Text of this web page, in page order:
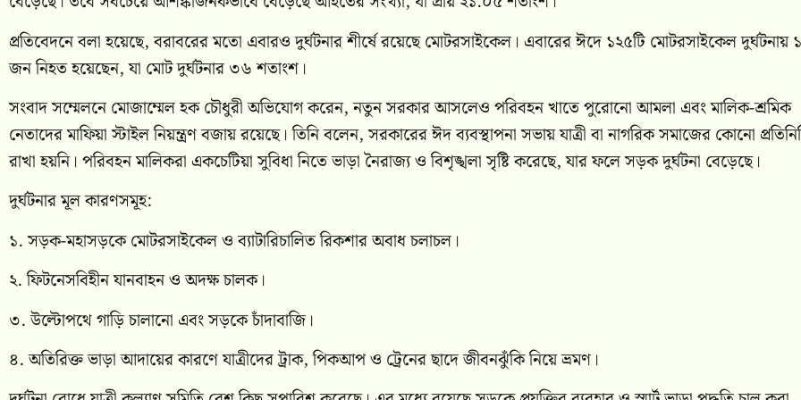
প্রতিবেদনে বলা হয়েছে, বরাবরের মতো এবারও দুর্ঘটনার শীর্ষে রয়েছে মোটরসাইকেল। এবারের ঈদে ১২৫টি মোটরসাইকেল দুর্ঘটনায়
জন নিহত হয়েছেন, যা মোট দুর্ঘটনার ৩৬ শতাংশ।
সংবাদ সম্মেলনে মোজাম্মেল হক চৌধুরী অভিযোগ করেন, নতুন সরকার আসলেও পরিবহন খাতে পুরোনো আমলা এবং মালিক-শ্রমিক
নেতাদের মাফিয়া স্টাইল নিয়ন্ত্রণ বজায় রয়েছে। তিনি বলেন, সরকারের ঈদ ব্যবস্থাপনা সভায় যাত্রী বা নাগরিক সমাজের কোনো
রাখা হয়নি। পরিবহন মালিকরা একচেটিয়া সুবিধা নিতে ভাড়া নৈরাজ্য ও বিশৃঙ্খলা সৃষ্টি করেছে, যার ফলে সড়ক দুর্ঘটনা বেড়েছে।
দুর্ঘটনার মূল কারণসমূহ:
১. সড়ক-মহাসড়কে মোটরসাইকেল ও ব্যাটারিচালিত রিকশার অবাধ চলাচল।
২. ফিটনেসবিহীন যানবাহন ও অদক্ষ চালক।
৩. উল্টোপথে গাড়ি চালানো এবং সড়কে চাঁদাবাজি।
৪. অতিরিক্ত ভাড়া আদায়ের কারণে যাত্রীদের ট্রাক, পিকআপ ও ট্রেনের ছাদে জীবনঝুঁকি নিয়ে ভ্রমণ।